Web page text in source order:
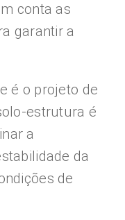
conta as
garantir a
é o projeto de
estrutura é
a
da
de